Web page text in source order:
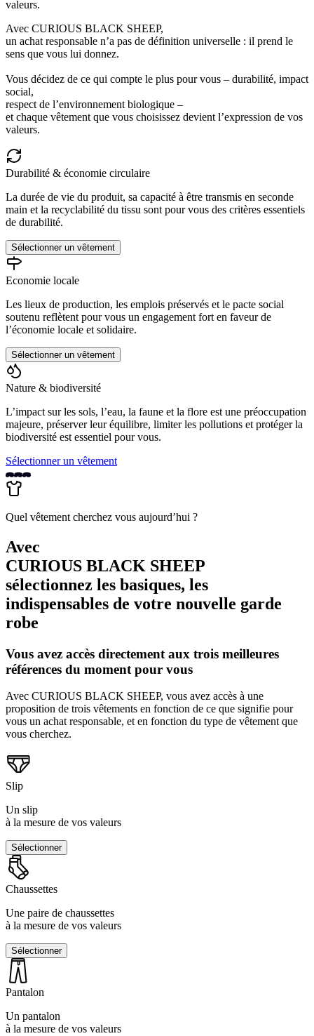
valeurs.
Avec CURIOUS BLACK SHEEP,
un achat responsable n’a pas de définition universelle : il prend le
sens que vous lui donnez.
Vous décidez de ce qui compte le plus pour vous – durabilité, impact
social,
respect de l’environnement biologique –
et chaque vêtement que vous choisissez devient l’expression de vos
valeurs.
Durabilité & économie circulaire
La durée de vie du produit, sa capacité à être transmis en seconde
main et la recyclabilité du tissu sont pour vous des critères essentiels
de durabilité.
Sélectionner un vêtement
Economie locale
Les lieux de production, les emplois préservés et le pacte social
soutenu reflètent pour vous un engagement fort en faveur de
l’économie locale et solidaire.
Sélectionner un vêtement
Nature & biodiversité
L’impact sur les sols, l’eau, la faune et la flore est une préoccupation
majeure, préserver leur équilibre, limiter les pollutions et protéger la
biodiversité est essentiel pour vous.
Sélectionner un vêtement
Quel vêtement cherchez vous aujourd’hui ?
Avec
CURIOUS BLACK SHEEP
sélectionnez les basiques, les
indispensables de votre nouvelle garde
robe
Vous avez accès directement aux trois meilleures
références du moment pour vous
Avec CURIOUS BLACK SHEEP, vous avez accès à une
proposition de trois vêtements en fonction de ce que signifie pour
vous un achat responsable, et en fonction du type de vêtement que
vous cherchez.
Slip
Un slip
à la mesure de vos valeurs
Sélectionner
Chaussettes
Une paire de chaussettes
à la mesure de vos valeurs
Sélectionner
Pantalon
Un pantalon
à la mesure de vos valeurs